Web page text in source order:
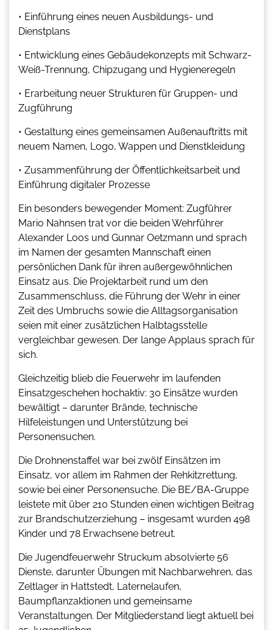
• Einführung eines neuen Ausbildungs- und
Dienstplans
• Entwicklung eines Gebäudekonzepts mit Schwarz-
Weiß-Trennung, Chipzugang und Hygieneregeln
• Erarbeitung neuer Strukturen für Gruppen- und
Zugführung
• Gestaltung eines gemeinsamen Außenauftritts mit
neuem Namen, Logo, Wappen und Dienstkleidung
• Zusammenführung der Öffentlichkeitsarbeit und
Einführung digitaler Prozesse
Ein besonders bewegender Moment: Zugführer
Mario Nahnsen trat vor die beiden Wehrführer
Alexander Loos und Gunnar Oetzmann und sprach
im Namen der gesamten Mannschaft einen
persönlichen Dank für ihren außergewöhnlichen
Einsatz aus. Die Projektarbeit rund um den
Zusammenschluss, die Führung der Wehr in einer
Zeit des Umbruchs sowie die Alltagsorganisation
seien mit einer zusätzlichen Halbtagsstelle
vergleichbar gewesen. Der lange Applaus sprach für
sich.
Gleichzeitig blieb die Feuerwehr im laufenden
Einsatzgeschehen hochaktiv: 30 Einsätze wurden
bewältigt – darunter Brände, technische
Hilfeleistungen und Unterstützung bei
Personensuchen.
Die Drohnenstaffel war bei zwölf Einsätzen im
Einsatz, vor allem im Rahmen der Rehkitzrettung,
sowie bei einer Personensuche. Die BE/BA-Gruppe
leistete mit über 210 Stunden einen wichtigen Beitrag
zur Brandschutzerziehung – insgesamt wurden 498
Kinder und 78 Erwachsene betreut.
Die Jugendfeuerwehr Struckum absolvierte 56
Dienste, darunter Übungen mit Nachbarwehren, das
Zeltlager in Hattstedt, Laternelaufen,
Baumpflanzaktionen und gemeinsame
Veranstaltungen. Der Mitgliederstand liegt aktuell bei